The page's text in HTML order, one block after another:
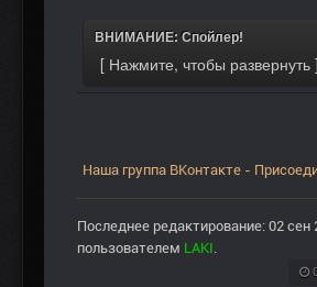
ВНИМАНИЕ: Спойлер!
Наша группа ВКонтакте -
Последнее редактирование: 02 сен
пользователем LAKI.